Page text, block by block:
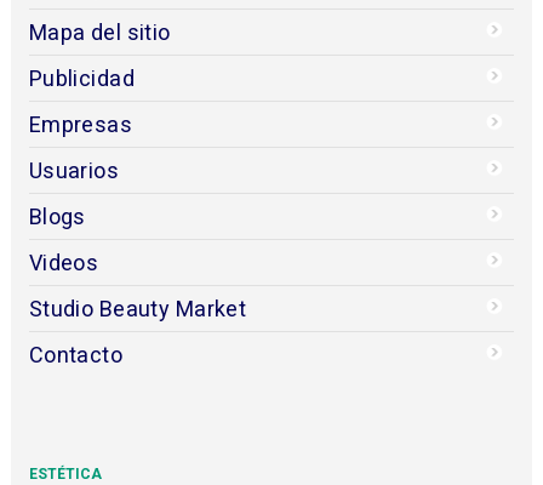
Mapa del sitio
Publicidad
Empresas
Usuarios
Blogs
Videos
Studio Beauty Market
Contacto
ESTÉTICA